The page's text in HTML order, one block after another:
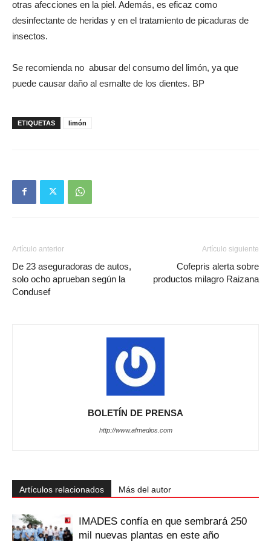
otras afecciones en la piel. Además, es eficaz como
desinfectante de heridas y en el tratamiento de picaduras de
insectos.
Se recomienda no abusar del consumo del limón, ya que
puede causar daño al esmalte de los dientes. BP
ETIQUETAS limón
Artículo anterior
De 23 aseguradoras de autos,
solo ocho aprueban según la
Condusef
Artículo siguiente
Cofepris alerta sobre
productos milagro Raizana
BOLETÍN DE PRENSA
http://www.afmedios.com
Artículos relacionados Más del autor
IMADES confía en que sembrará 250
mil nuevas plantas en este año